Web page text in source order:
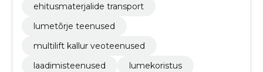
ehitusmaterjalide transport
lumetõrje teenused
multilift kallur veoteenused
laadimisteenused
lumekoristus